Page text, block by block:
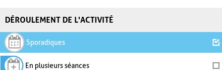
DÉROULEMENT DE L'ACTIVITÉ
Sporadiques
En plusieurs séances